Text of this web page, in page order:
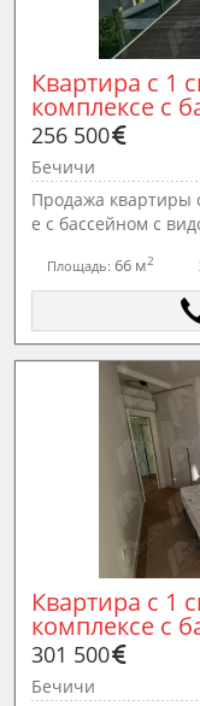
Квартира с 1
комплексе с
256 500
Бечичи
Продажа квартиры
е с бассейном с
Площадь:66 м2
Квартира с 1
комплексе с
301 500
Бечичи